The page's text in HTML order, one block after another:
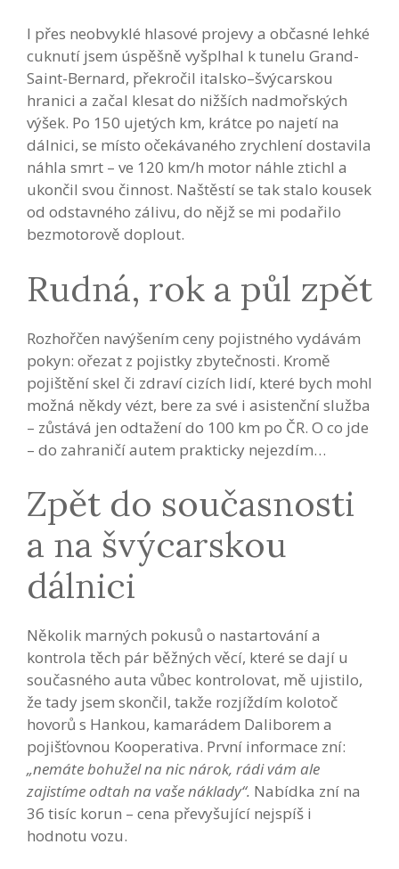
I přes neobvyklé hlasové projevy a občasné lehké
cuknutí jsem úspěšně vyšplhal k tunelu Grand-
Saint-Bernard, překročil italsko–švýcarskou
hranici a začal klesat do nižších nadmořských
výšek. Po 150 ujetých km, krátce po najetí na
dálnici, se místo očekávaného zrychlení dostavila
náhla smrt – ve 120 km/h motor náhle ztichl a
ukončil svou činnost. Naštěstí se tak stalo kousek
od odstavného zálivu, do nějž se mi podařilo
bezmotorově doplout.
Rudná, rok a půl zpět
Rozhořčen navýšením ceny pojistného vydávám
pokyn: ořezat z pojistky zbytečnosti. Kromě
pojištění skel či zdraví cizích lidí, které bych mohl
možná někdy vézt, bere za své i asistenční služba
– zůstává jen odtažení do 100 km po ČR. O co jde
– do zahraničí autem prakticky nejezdím…
Zpět do současnosti
a na švýcarskou
dálnici
Několik marných pokusů o nastartování a
kontrola těch pár běžných věcí, které se dají u
současného auta vůbec kontrolovat, mě ujistilo,
že tady jsem skončil, takže rozjíždím kolotoč
hovorů s Hankou, kamarádem Daliborem a
pojišťovnou Kooperativa. První informace zní:
„nemáte bohužel na nic nárok, rádi vám ale
zajistíme odtah na vaše náklady“. Nabídka zní na
36 tisíc korun – cena převyšující nejspíš i
hodnotu vozu.